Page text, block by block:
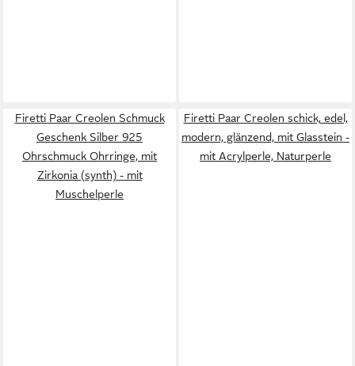
Firetti Paar Creolen Schmuck
Geschenk Silber 925
Ohrschmuck Ohrringe, mit
Zirkonia (synth) - mit
Muschelperle
Firetti Paar Creolen schick, edel,
modern, glänzend, mit Glasstein -
mit Acrylperle, Naturperle